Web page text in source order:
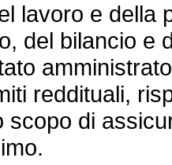
e della
del bilancio e
reddituali,
scopo di